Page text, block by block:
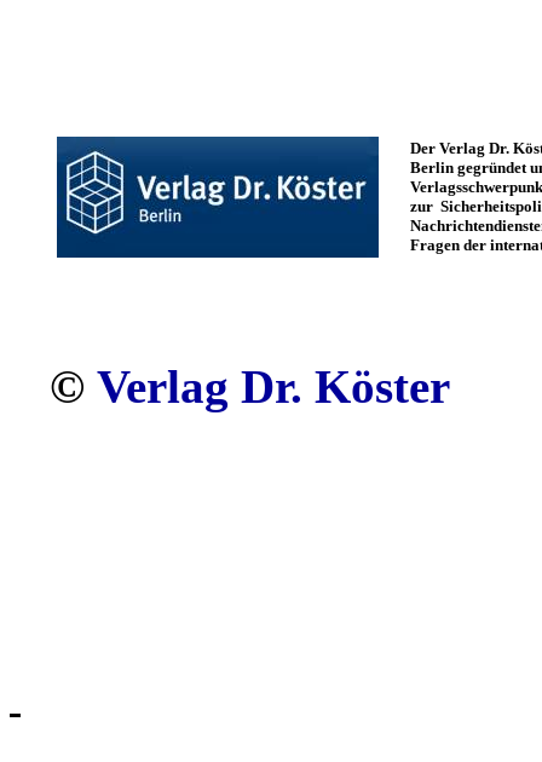
Der Verlag Dr.
Berlin gegründet
zur
Fragen der
© Verlag Dr. Köster